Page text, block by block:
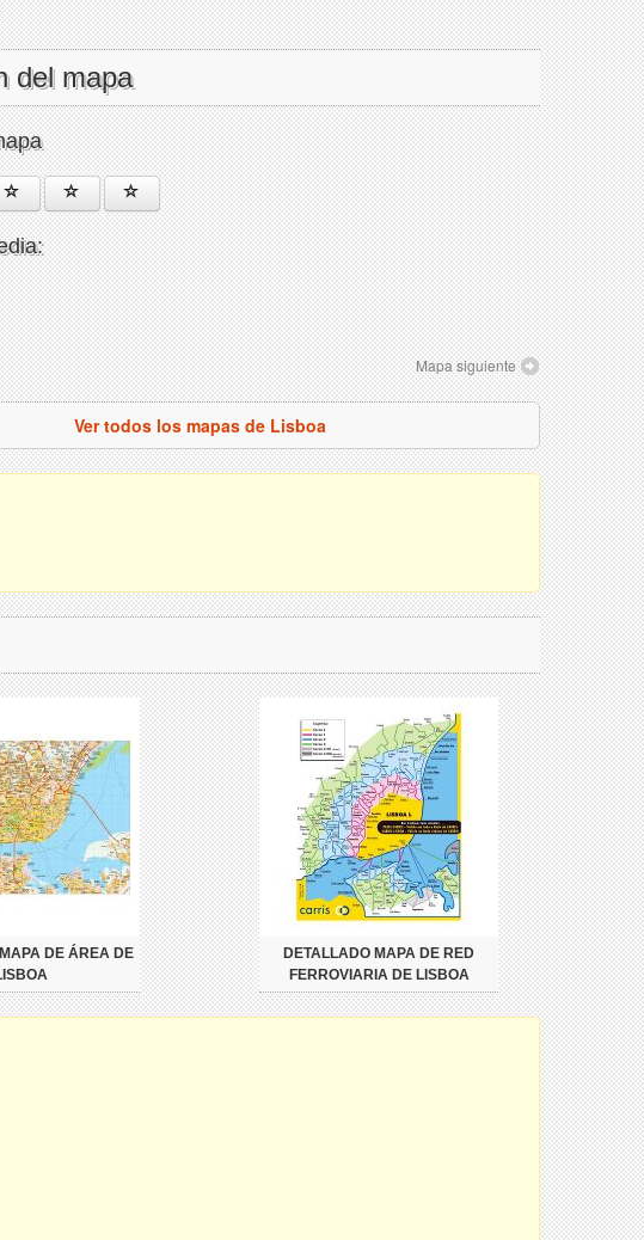
del mapa
Mapa siguiente
Ver todos los mapas de Lisboa
DE ÁREA DE
DETALLADO MAPA DE RED
FERROVIARIA DE LISBOA